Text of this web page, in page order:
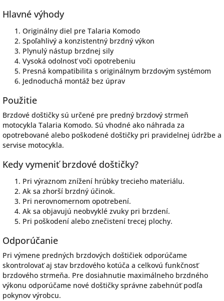
Hlavné výhody
Originálny diel pre Talaria Komodo
Spoľahlivý a konzistentný brzdný výkon
Plynulý nástup brzdnej sily
Vysoká odolnosť voči opotrebeniu
Presná kompatibilita s originálnym brzdovým systémom
Jednoduchá montáž bez úprav
Použitie
Brzdové doštičky sú určené pre predný brzdový strmeň
motocykla Talaria Komodo. Sú vhodné ako náhrada za
opotrebované alebo poškodené doštičky pri pravidelnej údržbe a
servise motocykla.
Kedy vymeniť brzdové doštičky?
Pri výraznom znížení hrúbky trecieho materiálu.
Ak sa zhorší brzdný účinok.
Pri nerovnomernom opotrebení.
Ak sa objavujú neobvyklé zvuky pri brzdení.
Pri poškodení alebo znečistení trecej plochy.
Odporúčanie
Pri výmene predných brzdových doštičiek odporúčame
skontrolovať aj stav brzdového kotúča a celkovú funkčnosť
brzdového strmeňa. Pre dosiahnutie maximálneho brzdného
výkonu odporúčame nové doštičky správne zabehnúť podľa
pokynov výrobcu.